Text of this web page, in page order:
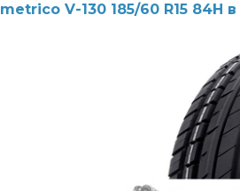
V-130 185/60 R15 84H